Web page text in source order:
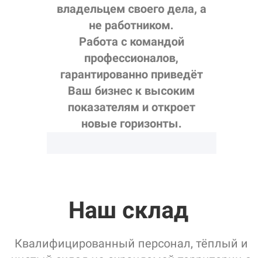
владельцем своего дела, а
не работником.
Работа с командой
профессионалов,
гарантированно приведёт
Ваш бизнес к высоким
показателям и откроет
новые горизонты.
Наш склад
Квалифицированный персонал, тёплый и